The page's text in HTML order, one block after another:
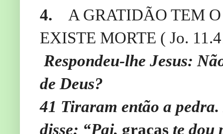
4.
A GRATIDÃO TEM
EXISTE MORTE ( Jo.
Respondeu-lhe Jesus:
de Deus?
41 Tiraram então a
disse: “Pai, graças te dou